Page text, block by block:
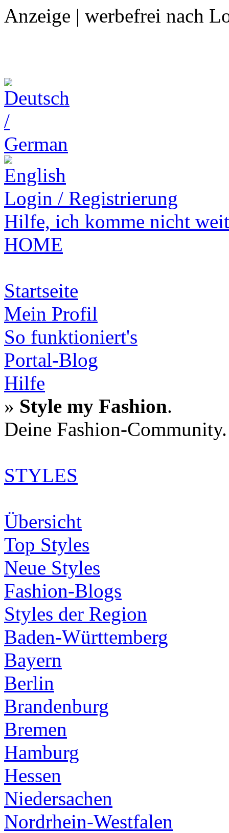
Anzeige | werbefrei nach
Login / Registrierung
Hilfe, ich komme nicht
HOME
Startseite
Mein Profil
So funktioniert's
Portal-Blog
Hilfe
» Style my Fashion.
Deine Fashion-
STYLES
Übersicht
Top Styles
Neue Styles
Fashion-Blogs
Styles der Region
Baden-Württemberg
Bayern
Berlin
Brandenburg
Bremen
Hamburg
Hessen
Niedersachen
Nordrhein-Westfalen